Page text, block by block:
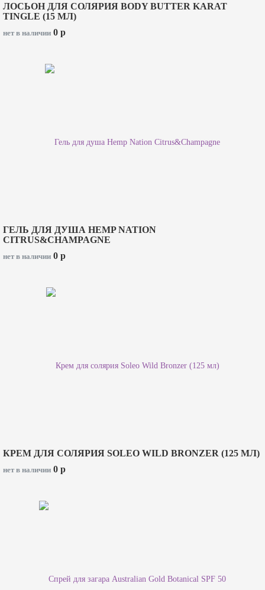
ЛОСЬОН ДЛЯ СОЛЯРИЯ BODY BUTTER KARAT
TINGLE (15 МЛ)
нет в наличии 0 p
ГЕЛЬ ДЛЯ ДУША HEMP NATION
CITRUS&CHAMPAGNE
нет в наличии 0 p
КРЕМ ДЛЯ СОЛЯРИЯ SOLEO WILD BRONZER (125 МЛ)
нет в наличии 0 p